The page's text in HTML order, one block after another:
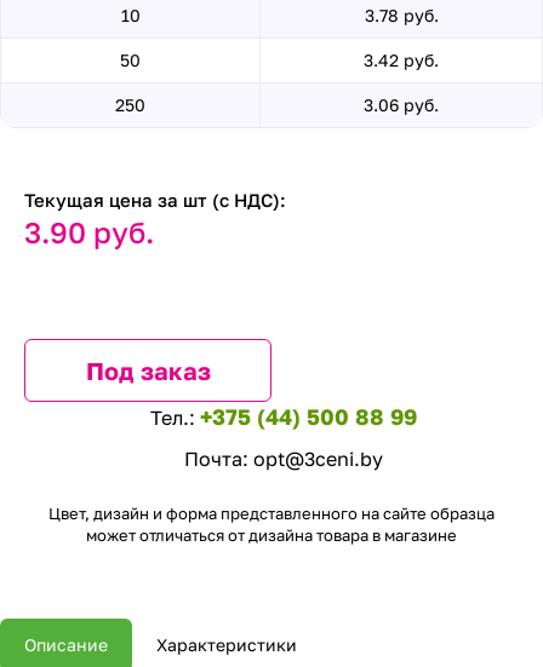
10 3.78 руб.
50 3.42 руб.
250 3.06 руб.
Текущая цена за шт (с НДС):
3.90 руб.
Под заказ
Тел.: +375 (44) 500 88 99
Почта: opt@3ceni.by
Цвет, дизайн и форма представленного на сайте образца
может отличаться от дизайна товара в магазине
Описание Характеристики